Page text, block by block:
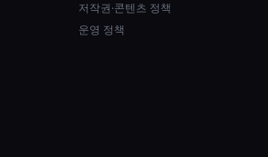
저작권·콘텐츠 정책
운영 정책